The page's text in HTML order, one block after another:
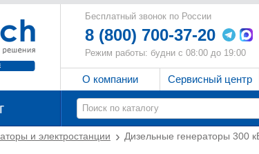
Бесплатный звонок по России
8 (800) 700-37-20
Режим работы: будни с 08:00 до 19:00
О компании Сервисный центр
и электростанции Дизельные генераторы 300